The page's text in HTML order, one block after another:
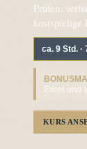
Prüfen,
kostspielige
ca. 9 Std. ·
Excel und
KURS